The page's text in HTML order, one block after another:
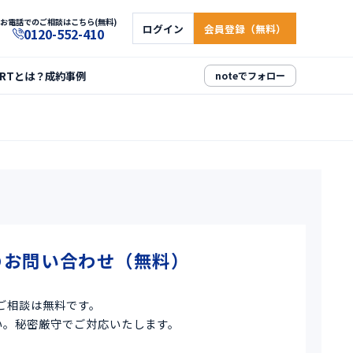
お電話でのご相談はこちら(無料)
0120-552-410 ログイン 会員登録（無料）
とは？成約事例 noteでフォロー
問い合わせ（無料）
談は無料です。
秘密厳守でご対応いたします。